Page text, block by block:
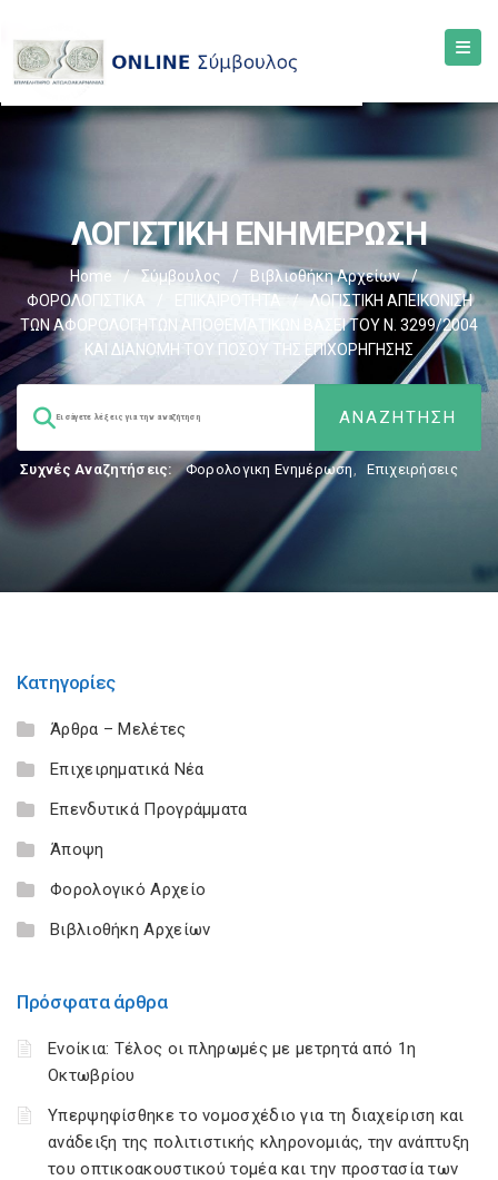
ΛΟΓΙΣΤΙΚΗ ΕΝΗΜΕΡΩΣΗ
Home / Σύμβουλος / Βιβλιοθήκη Αρχείων
/
ΦΟΡΟΛΟΓΙΣΤΙΚΑ
ΕΠΙΚΑΙΡΟΤΗΤΑ /
ΛΟΓΙΣΤΙΚΗ ΑΠΕΙΚΟΝΙΣΗ
ΤΩΝ ΑΦΟΡΟΛΟΓΗΤΩΝ ΑΠΟΘΕΜΑΤΙΚΩΝ ΒΑΣΕΙ ΤΟΥ N. 3299/2004
ΚΑΙ ΔΙΑΝΟΜΗ ΤΟΥ ΠΟΣΟΥ ΤΗΣ ΕΠΙΧΟΡΗΓΗΣΗΣ
Συχνές Αναζητήσεις: Φορολογικη Ενημέρωση, Επιχειρήσεις
Κατηγορίες
Άρθρα – Μελέτες
Επιχειρηματικά Νέα
Επενδυτικά Προγράμματα
Άποψη
Φορολογικό Αρχείο
Βιβλιοθήκη Αρχείων
Πρόσφατα άρθρα
Ενοίκια: Τέλος οι πληρωμές με μετρητά από 1η
Οκτωβρίου
Υπερψηφίσθηκε το νομοσχέδιο για τη διαχείριση και
ανάδειξη της πολιτιστικής κληρονομιάς, την ανάπτυξη
του οπτικοακουστικού τομέα και την προστασία των